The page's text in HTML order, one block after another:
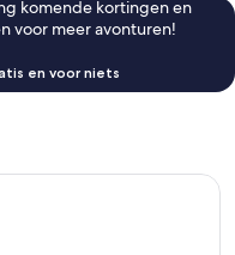
komende kortingen en
voor meer avonturen!
en voor niets